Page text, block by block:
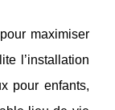
maximiser
l’installation
pour enfants,